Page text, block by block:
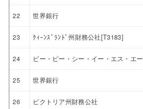
22 世界銀行
23 ｸｨｰﾝｽﾞﾗﾝﾄﾞ州財務公社[T3183]
24 ビー・ピー・シー・イー・エス・エー
25 世界銀行
26 ビクトリア州財務公社